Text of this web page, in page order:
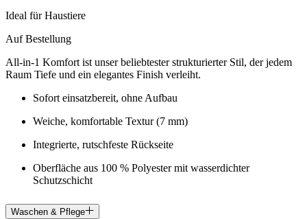
Ideal für Haustiere
Auf Bestellung
All-in-1 Komfort ist unser beliebtester strukturierter Stil, der jedem
Raum Tiefe und ein elegantes Finish verleiht.
Sofort einsatzbereit, ohne Aufbau
Weiche, komfortable Textur (7 mm)
Integrierte, rutschfeste Rückseite
Oberfläche aus 100 % Polyester mit wasserdichter
Schutzschicht
Waschen & Pflege